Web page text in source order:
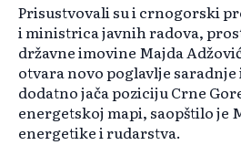
Prisustvovali su i crnogorski
i ministrica javnih radova,
državne imovine Majda
otvara novo poglavlje saradnje
dodatno jača poziciju Crne
energetskoj mapi, saopštilo je
energetike i rudarstva.